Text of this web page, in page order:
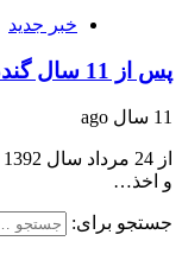
خبر جدید
پس از 11 سال گندم ایرانی به تنهایی قوت مردم می‌شود
11 سال ago
و اخذ…
جستجو برای: